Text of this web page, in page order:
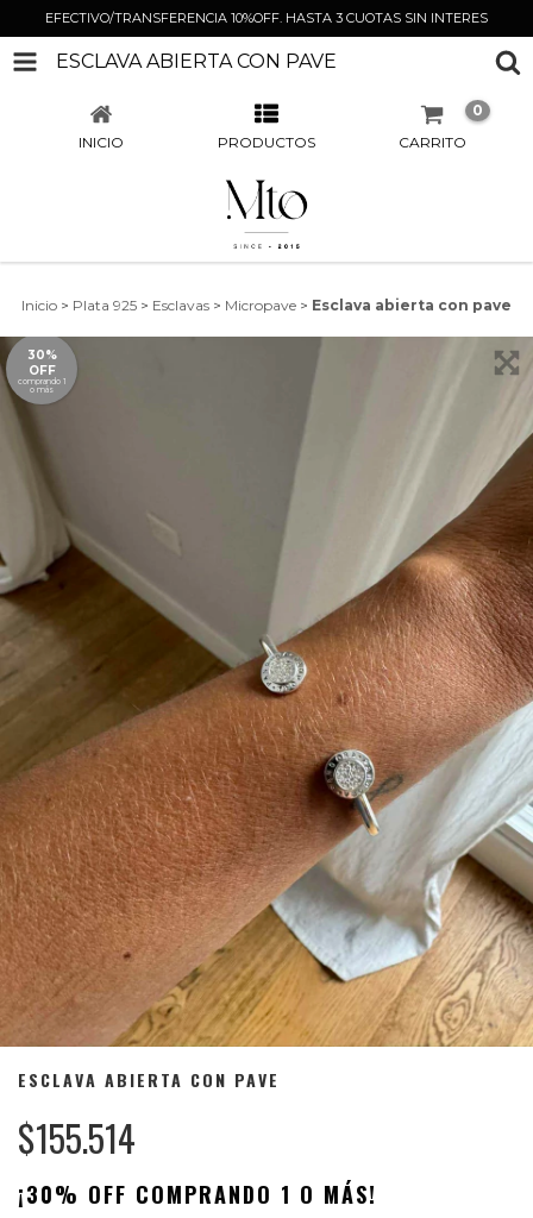
EFECTIVO/TRANSFERENCIA 10%OFF. HASTA 3 CUOTAS SIN INTERES
ESCLAVA ABIERTA CON PAVE
INICIO PRODUCTOS CARRITO
0
Inicio > Plata 925 > Esclavas > Micropave > Esclava abierta con pave
30%
OFF
comprando 1
o más
ESCLAVA ABIERTA CON PAVE
$155.514
¡30% OFF COMPRANDO 1 O MÁS!